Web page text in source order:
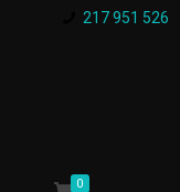
217 951 526
0